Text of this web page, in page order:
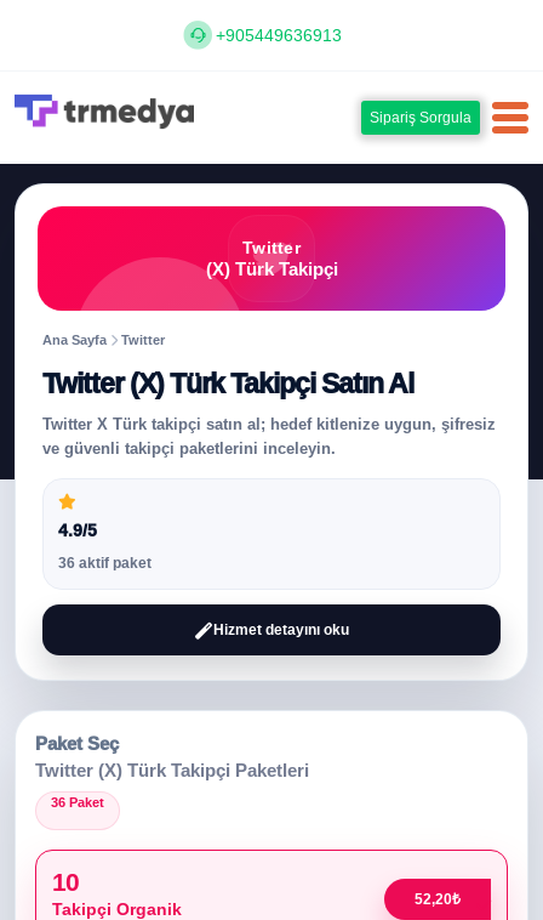
+905449636913
Sipariş Sorgula
Twitter
(X) Türk Takipçi
Ana Sayfa Twitter
Twitter (X) Türk Takipçi Satın Al
Twitter X Türk takipçi satın al; hedef kitlenize uygun, şifresiz
ve güvenli takipçi paketlerini inceleyin.
4.9/5
36 aktif paket
Hizmet detayını oku
Paket Seç
Twitter (X) Türk Takipçi Paketleri
36 Paket
10
Takipçi Organik 52,20₺